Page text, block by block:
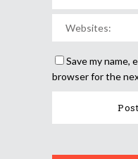
Save my name,
browser for the